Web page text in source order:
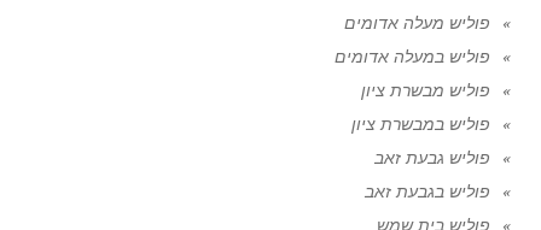
פוליש מעלה אדומים
פוליש במעלה אדומים
פוליש מבשרת ציון
פוליש במבשרת ציון
פוליש גבעת זאב
פוליש בגבעת זאב
פוליש בית שמש